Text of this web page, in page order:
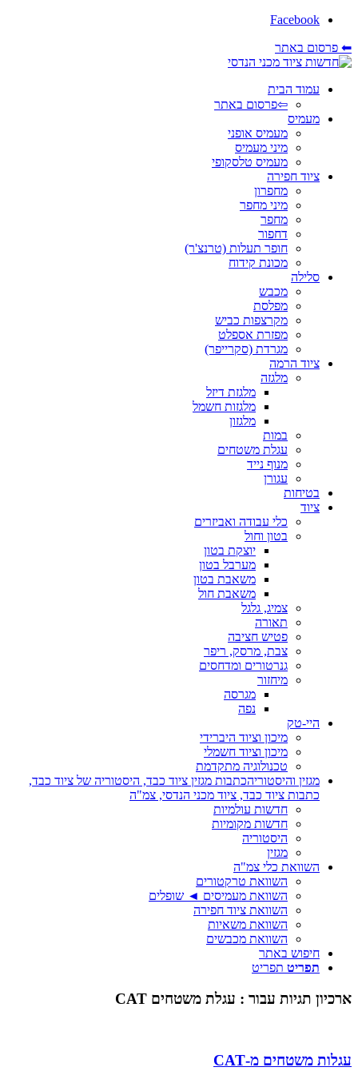
Facebook
⬅ פרסום באתר
עמוד הבית
⇦פרסום באתר
מעמיס
מעמיס אופני
מיני מעמיס
מעמיס טלסקופי
ציוד חפירה
מחפרון
מיני מחפר
מחפר
דחפור
חופר תעלות (טרנצ'ר)
מכונת קידוח
סלילה
מכבש
מפלסת
מקרצפות כביש
מפזרת אספלט
מגרדת (סקרייפר)
ציוד הרמה
מלגזה
מלגזת דיזל
מלגזות חשמל
מלגזון
במות
עגלת משטחים
מנוף נייד
עגורן
בטיחות
ציוד
כלי עבודה ואביזרים
בטון וחול
יוצקת בטון
מערבל בטון
משאבת בטון
משאבת חול
צמיג, גלגל
תאורה
פטיש חציבה
צבת, מרסק, ריפר
גנרטורים ומדחסים
מיחזור
מגרסה
נפה
היי-טק
מיכון וציוד היברידי
מיכון וציוד חשמלי
טכנולוגיה מתקדמת
מגזין והיסטוריהכתבות מגזין ציוד כבד, היסטוריה של ציוד כבד,
כתבות ציוד כבד, ציוד מכני הנדסי, צמ"ה
חדשות עולמיות
חדשות מקומיות
היסטוריה
מגזין
השוואת כלי צמ"ה
השוואת טרקטורים
השוואת מעמיסים ◄ שופלים
השוואת ציוד חפירה
השוואת משאיות
השוואת מכבשים
חיפוש באתר
תפריט תפריט
ארכיון תגיות עבור : עגלת משטחים CAT
עגלות משטחים מ-CAT